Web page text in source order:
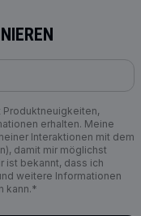
Produktneuigkeiten,
erhalten. Meine
Interaktionen mit dem
damit mir möglichst
ist bekannt, dass ich
weitere Informationen
kann.*